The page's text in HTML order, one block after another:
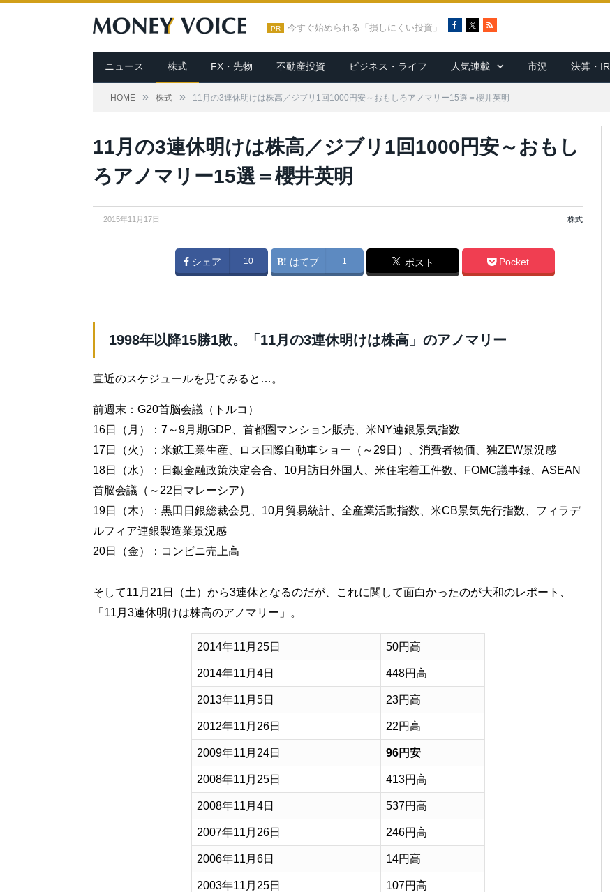
PR 今すぐ始められる「損しにくい投資」
c
e
b
o
R
S
ニュース 株式 FX・先物 不動産投資 ビジネス・ライフ 人気連載 市況 決算・IR
HOME » 株式 » 11月の3連休明けは株高／ジブリ1回1000円安～おもしろアノマリー15選＝櫻井英明
Vadim Petrakov / Shutterstock.com
11月の3連休明けは株高／ジブリ1回1000円安～おもし
ろアノマリー15選＝櫻井英明
2015年11月17日 株式
シェア 10 はてブ 1 ポスト Pocket
1998年以降15勝1敗。「11月の3連休明けは株高」のアノマリー
直近のスケジュールを見てみると…。
前週末：G20首脳会議（トルコ）
16日（月）：7～9月期GDP、首都圏マンション販売、米NY連銀景気指数
17日（火）：米鉱工業生産、ロス国際自動車ショー（～29日）、消費者物価、独ZEW景況感
18日（水）：日銀金融政策決定会合、10月訪日外国人、米住宅着工件数、FOMC議事録、ASEAN
首脳会議（～22日マレーシア）
19日（木）：黒田日銀総裁会見、10月貿易統計、全産業活動指数、米CB景気先行指数、フィラデ
ルフィア連銀製造業景況感
20日（金）：コンビニ売上高
そして11月21日（土）から3連休となるのだが、これに関して面白かったのが大和のレポート、
「11月3連休明けは株高のアノマリー」。
2014年11月25日 50円高
2014年11月4日 448円高
2013年11月5日 23円高
2012年11月26日 22円高
2009年11月24日 96円安
2008年11月25日 413円高
2008年11月4日 537円高
2007年11月26日 246円高
2006年11月6日 14円高
2003年11月25日 107円高